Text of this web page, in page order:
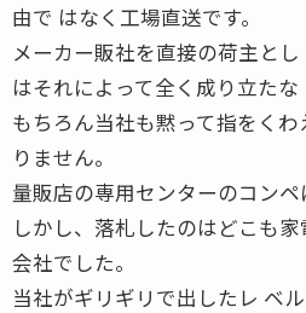
由で はなく工場直送です。
メーカー販社を直接の荷主と
はそれによって全く成り立たな
もちろん当社も黙って指をく
りません。
量販店の専用センターのコンペ
しかし、落札したのはどこも
会社でした。
当社がギリギリで出したレ ベ